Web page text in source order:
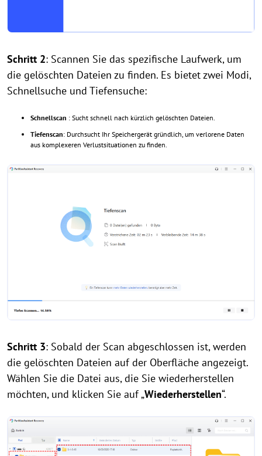
Schritt 2: Scannen Sie das spezifische Laufwerk, um
die gelöschten Dateien zu finden. Es bietet zwei Modi,
Schnellsuche und Tiefensuche:
Schnellscan : Sucht schnell nach kürzlich gelöschten Dateien.
Tiefenscan: Durchsucht Ihr Speichergerät gründlich, um verlorene Daten
aus komplexeren Verlustsituationen zu finden.
Schritt 3: Sobald der Scan abgeschlossen ist, werden
die gelöschten Dateien auf der Oberfläche angezeigt.
Wählen Sie die Datei aus, die Sie wiederherstellen
möchten, und klicken Sie auf „Wiederherstellen“.